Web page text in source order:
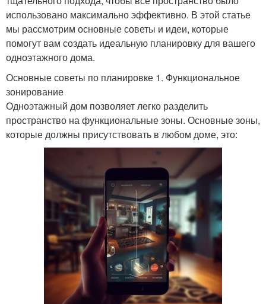
использовано максимально эффективно. В этой статье
мы рассмотрим основные советы и идеи, которые
помогут вам создать идеальную планировку для вашего
одноэтажного дома.
Основные советы по планировке 1. Функциональное
зонирование
Одноэтажный дом позволяет легко разделить
пространство на функциональные зоны. Основные зоны,
которые должны присутствовать в любом доме, это: